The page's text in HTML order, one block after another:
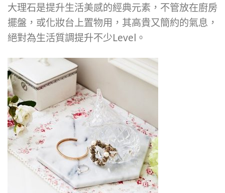
大理石是提升生活美感的經典元素，不管放在廚房
擺盤，或化妝台上置物用，其高貴又簡約的氣息，
絕對為生活質調提升不少Level。